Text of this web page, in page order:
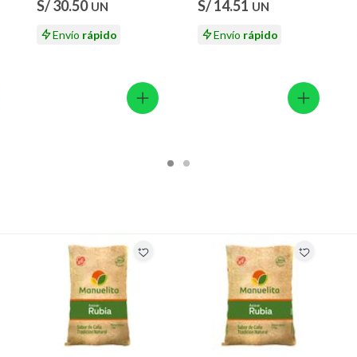
con señales de uso, sin empaques, etiquetas o sellos.
S/ 30.50 UN
Envío rápido
S/ 14.51 UN
Envío rápido